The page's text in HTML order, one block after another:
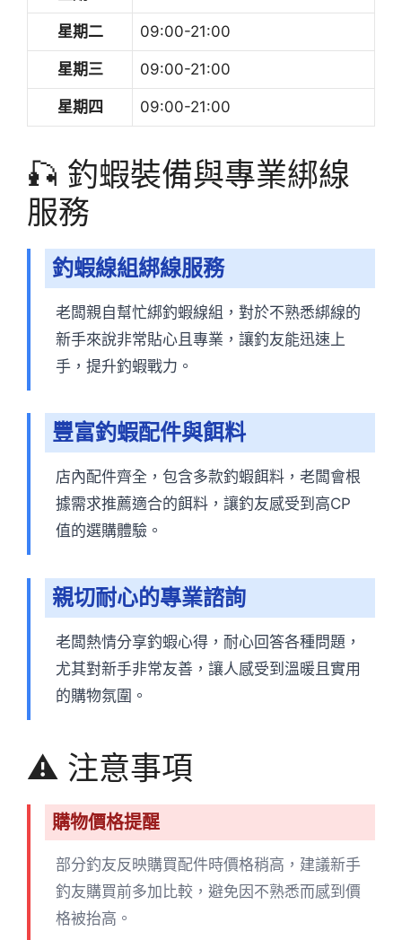
星期二 09:00-21:00
星期三 09:00-21:00
星期四 09:00-21:00
🎣 釣蝦裝備與專業綁線
服務
釣蝦線組綁線服務
老闆親自幫忙綁釣蝦線組，對於不熟悉綁線的
新手來說非常貼心且專業，讓釣友能迅速上
手，提升釣蝦戰力。
豐富釣蝦配件與餌料
店內配件齊全，包含多款釣蝦餌料，老闆會根
據需求推薦適合的餌料，讓釣友感受到高CP
值的選購體驗。
親切耐心的專業諮詢
老闆熱情分享釣蝦心得，耐心回答各種問題，
尤其對新手非常友善，讓人感受到溫暖且實用
的購物氛圍。
⚠️ 注意事項
購物價格提醒
部分釣友反映購買配件時價格稍高，建議新手
釣友購買前多加比較，避免因不熟悉而感到價
格被抬高。